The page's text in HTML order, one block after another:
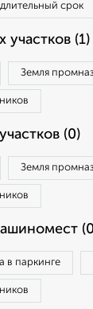
срок
участков (1)
Земля
(0)
Земля
в паркинге